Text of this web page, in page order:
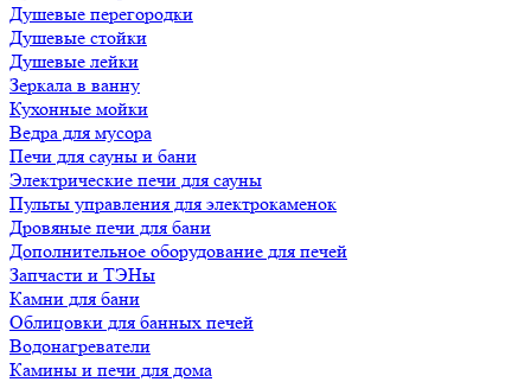
Душевые перегородки
Душевые стойки
Душевые лейки
Зеркала в ванну
Кухонные мойки
Ведра для мусора
Печи для сауны и бани
Электрические печи для сауны
Пульты управления для электрокаменок
Дровяные печи для бани
Дополнительное оборудование для печей
Запчасти и ТЭНы
Камни для бани
Облицовки для банных печей
Водонагреватели
Камины и печи для дома